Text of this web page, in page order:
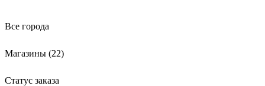
Все города
Магазины (22)
Статус заказа